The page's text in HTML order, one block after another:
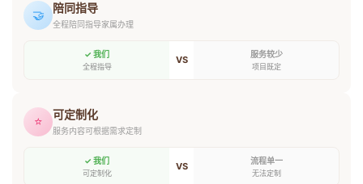
🤝 陪同指导
全程陪同指导家属办理
✓ 我们
全程指导
VS 服务较少
项目既定
⭐ 可定制化
服务内容可根据需求定制
✓ 我们
可定制化
VS 流程单一
无法定制